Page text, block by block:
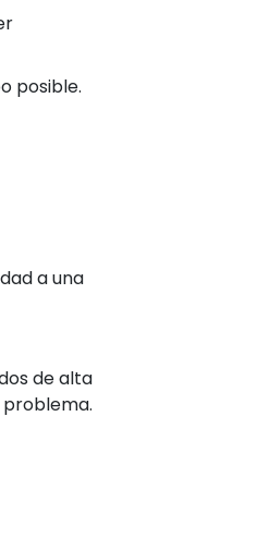
posible.
a una
de alta
problema.